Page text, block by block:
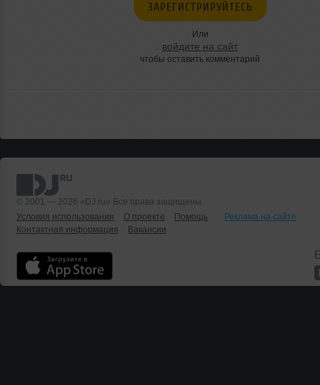
ЗАРЕГИСТРИРУЙТЕСЬ
Или
войдите на сайт
чтобы оставить комментарий
© 2001 — 2026 «DJ.ru» Все права защищены.
Условия использования
О проекте Помощь
Реклама на сайте
Контактная информация
Вакансии